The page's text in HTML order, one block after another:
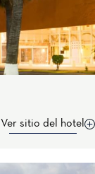
Ver sitio del hotel